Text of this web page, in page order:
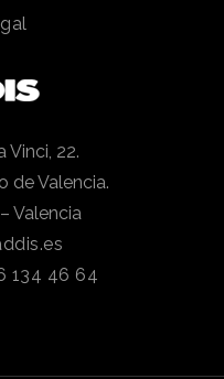
22.
de Valencia.
Valencia
134 46 64